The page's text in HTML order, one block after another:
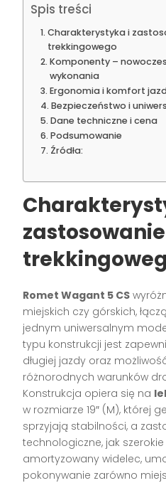
Spis treści
Charakterystyka i
trekkingowego
Komponenty –
wykonania
Ergonomia i komfort
Bezpieczeństwo i
Dane techniczne i cena
Podsumowanie
Źródła:
Romet Wagant 5 CS
miejskich czy górskich,
jednym uniwersalnym
typu konstrukcji jest
długiej jazdy oraz
różnorodnych warunków
Konstrukcja opiera się na
w rozmiarze 19″ (M), której
sprzyjają stabilności, a
technologiczne, jak
amortyzowany widelec,
pokonywanie zarówno